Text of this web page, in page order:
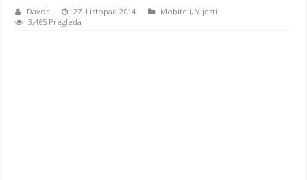
Davor 27. Listopad 2014 Mobiteli,Vijesti
3,465 Pregleda